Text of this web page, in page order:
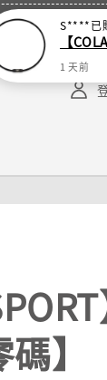
】
S****已
1 天前